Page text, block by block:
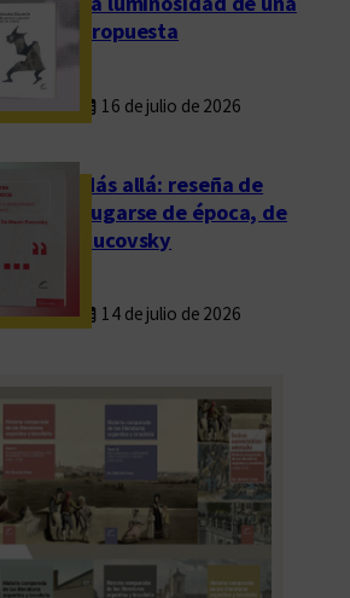
propuesta
16 de julio de 2026
Más allá: reseña de
Fugarse de época, de
Rucovsky
14 de julio de 2026